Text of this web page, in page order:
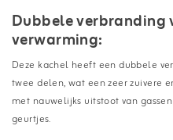
Dubbele verbranding
verwarming:
Deze kachel heeft een dubbele
twee delen, wat een zeer zuivere
met nauwelijks uitstoot van
geurtjes.